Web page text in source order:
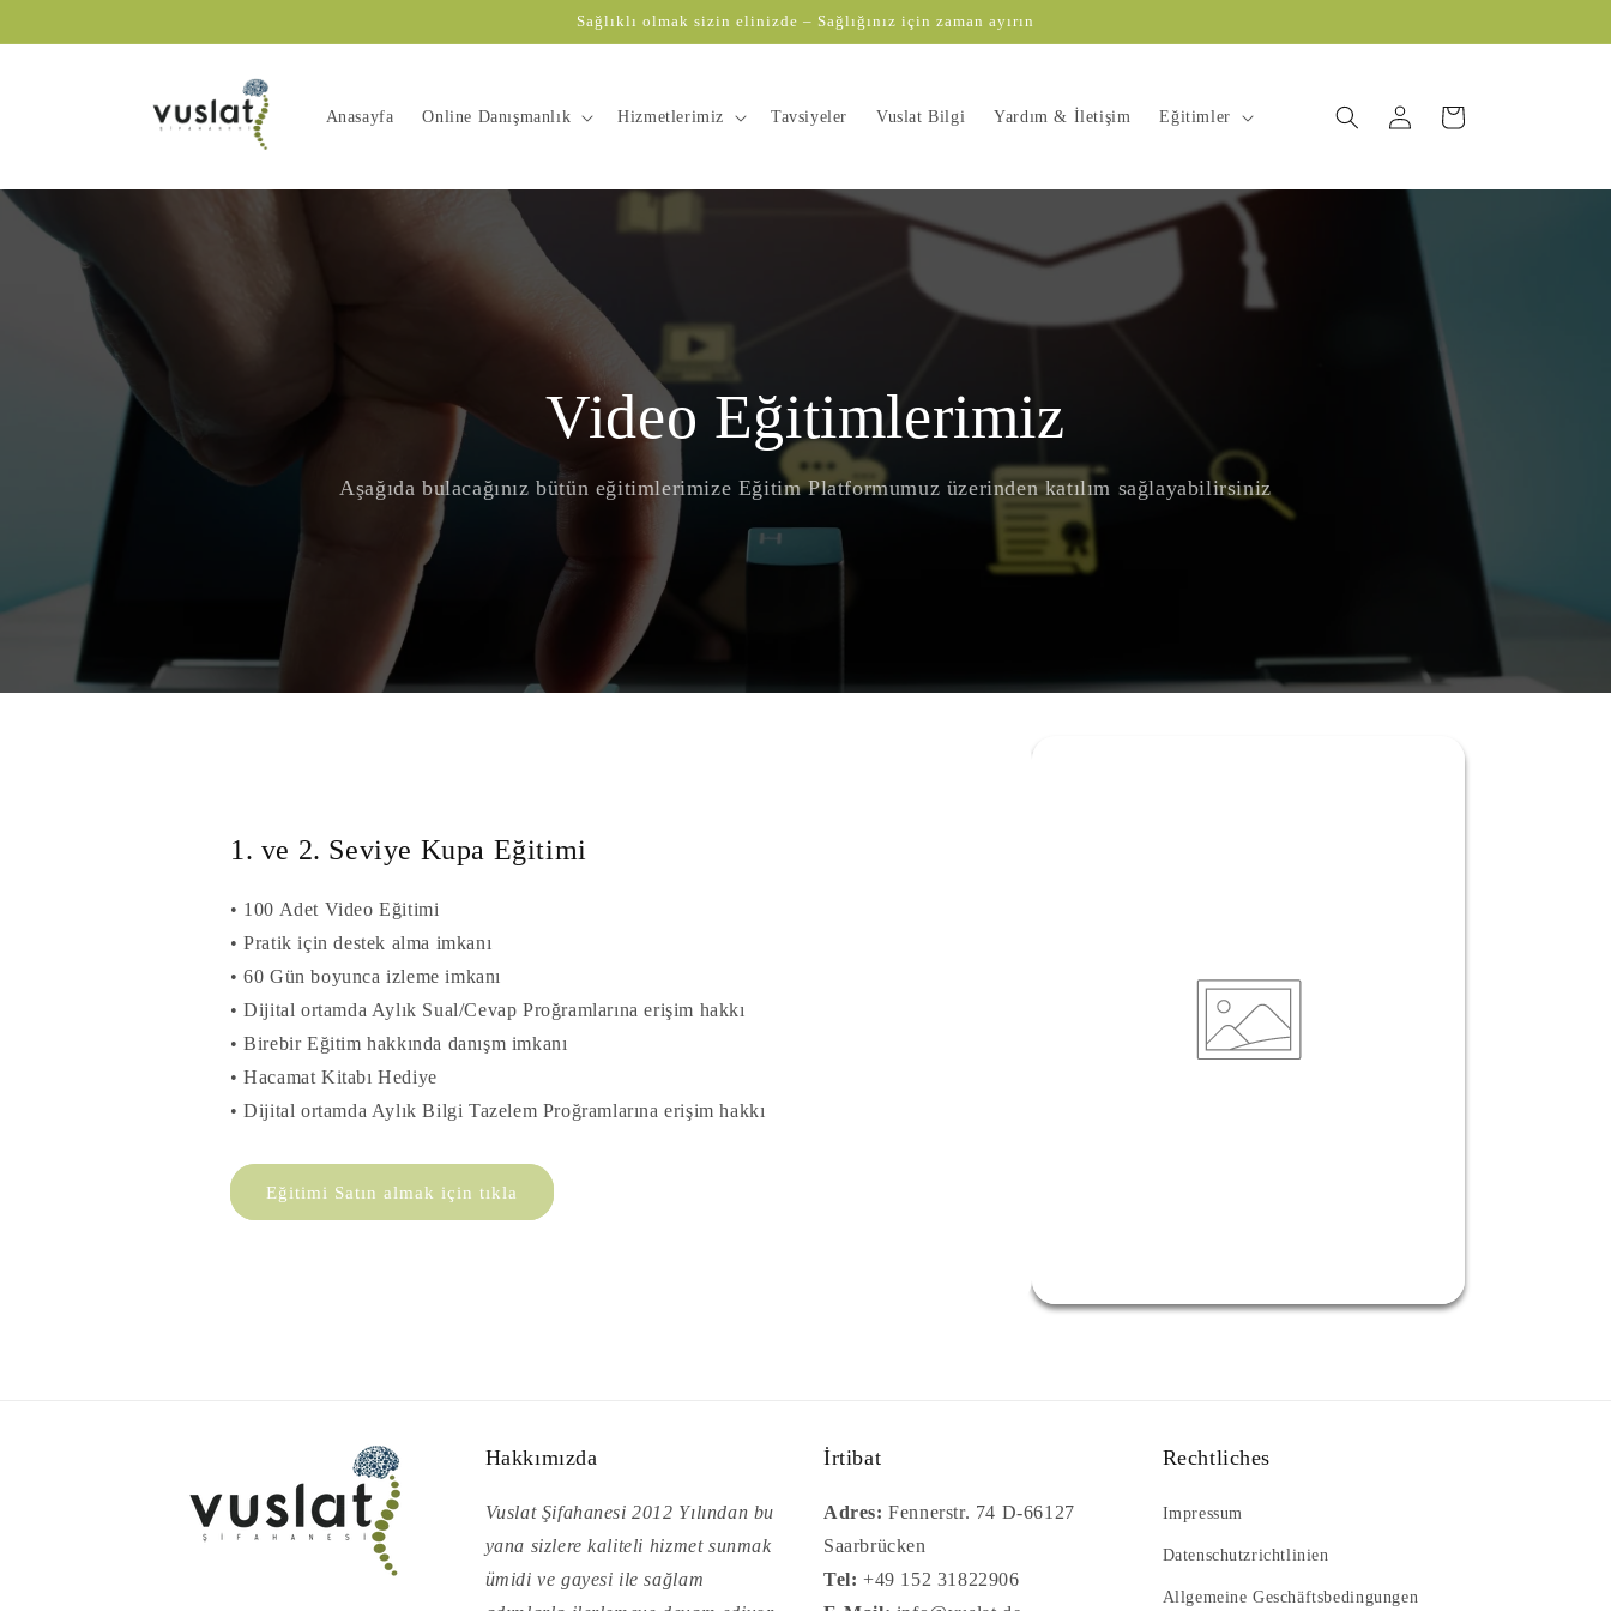
Sağlıklı olmak sizin elinizde – Sağlığınız için zaman ayırın
Anasayfa Online Danışmanlık Hizmetlerimiz Tavsiyeler Vuslat Bilgi Yardım & İletişim Eğitimler Sepet
Video Eğitimlerimiz
Aşağıda bulacağınız bütün eğitimlerimize Eğitim Platformumuz üzerinden katılım sağlayabilirsiniz
1. ve 2. Seviye Kupa Eğitimi
• 100 Adet Video Eğitimi
• Pratik için destek alma imkanı
• 60 Gün boyunca izleme imkanı
• Dijital ortamda Aylık Sual/Cevap Proğramlarına erişim hakkı
• Birebir Eğitim hakkında danışm imkanı
• Hacamat Kitabı Hediye
• Dijital ortamda Aylık Bilgi Tazelem Proğramlarına erişim hakkı
Eğitimi Satın almak için tıkla
Hakkımızda
Vuslat Şifahanesi 2012 Yılından bu
yana sizlere kaliteli hizmet sunmak
ümidi ve gayesi ile sağlam
İrtibat
Adres: Fennerstr. 74 D-66127
Saarbrücken
Tel: +49 152 31822906
Rechtliches
Impressum
Datenschutzrichtlinien
Allgemeine Geschäftsbedingungen